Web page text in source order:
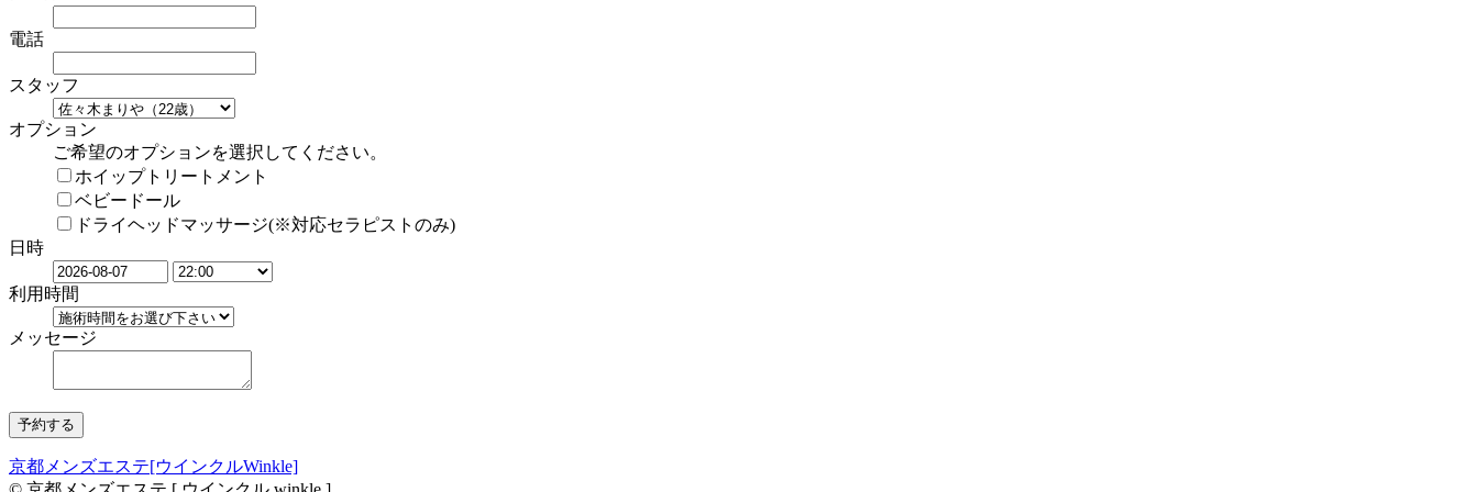
電話
スタッフ
オプション
ご希望のオプションを選択してください。
ホイップトリートメント
ベビードール
ドライヘッドマッサージ(※対応セラピストのみ)
日時
利用時間
メッセージ
京都メンズエステ[ウインクルWinkle]